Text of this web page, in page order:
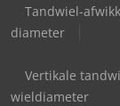
Tandwiel-
diameter
Vertikale
wieldiameter